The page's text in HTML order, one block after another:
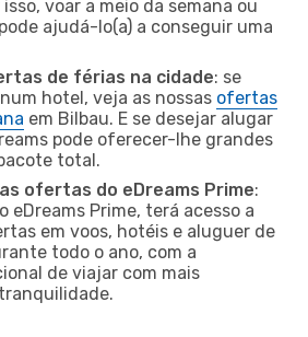
voar a meio da semana ou
ajudá-lo(a) a conseguir uma
de férias na cidade: se
hotel, veja as nossas ofertas
em Bilbau. E se desejar alugar
pode oferecer-lhe grandes
total.
ofertas do eDreams Prime:
eDreams Prime, terá acesso a
em voos, hotéis e aluguer de
todo o ano, com a
de viajar com mais